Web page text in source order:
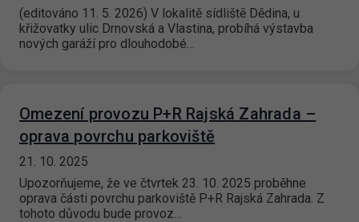
(editováno 11. 5. 2026) V lokalitě sídliště Dědina, u
křižovatky ulic Drnovská a Vlastina, probíhá výstavba
nových garáží pro dlouhodobé…
Omezení provozu P+R Rajská Zahrada –
oprava povrchu parkoviště
21. 10. 2025
Upozorňujeme, že ve čtvrtek 23. 10. 2025 proběhne
oprava části povrchu parkoviště P+R Rajská Zahrada. Z
tohoto důvodu bude provoz…